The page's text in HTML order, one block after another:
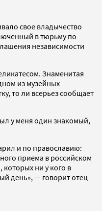
свое владычество
в тюрьму по
независимости
Знаменитая
из музейных
то ли всерьез сообщает
у меня один знакомый,
и по православию:
приема в российском
ни у кого в
день», — говорит отец